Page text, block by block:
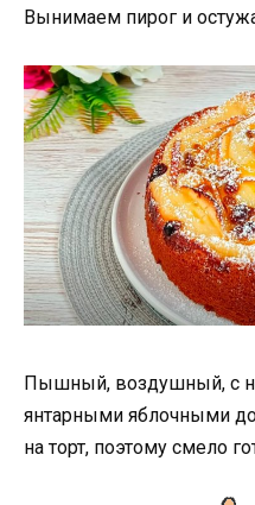
Вынимаем пирог и
Пышный, воздушный, с
янтарными яблочными
на торт, поэтому смело